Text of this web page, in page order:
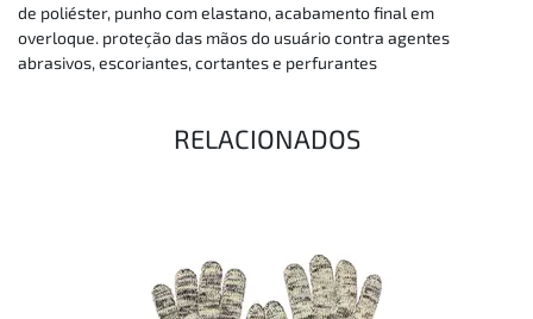
de poliéster, punho com elastano, acabamento final em
overloque. proteção das mãos do usuário contra agentes
abrasivos, escoriantes, cortantes e perfurantes
RELACIONADOS